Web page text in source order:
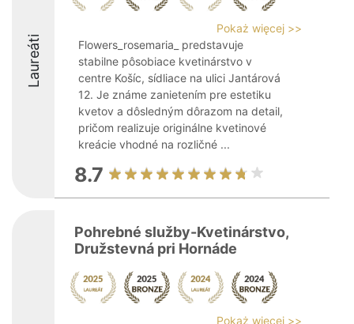
Laureáti
Pokaż więcej >>
Flowers_rosemaria_ predstavuje
stabilne pôsobiace kvetinárstvo v
centre Košíc, sídliace na ulici Jantárová
12. Je známe zanietením pre estetiku
kvetov a dôsledným dôrazom na detail,
pričom realizuje originálne kvetinové
kreácie vhodné na rozličné ...
8.7
Pohrebné služby-Kvetinárstvo,
Družstevná pri Hornáde
Pokaż więcej >>